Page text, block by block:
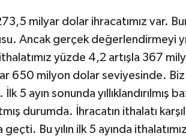
273,5 milyar dolar ihracatımız var.
Ancak gerçek değerlendirmeyi
ithalatımız yüzde 4,2 artışla 367
650 milyon dolar seviyesinde.
5 ayın sonunda yıllıklandırılmış
durumda. İhracatın ithalatı
Bu yılın ilk 5 ayında